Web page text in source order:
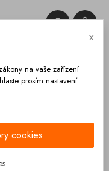


x
na vaše zařízení
prosím nastavení
cookies